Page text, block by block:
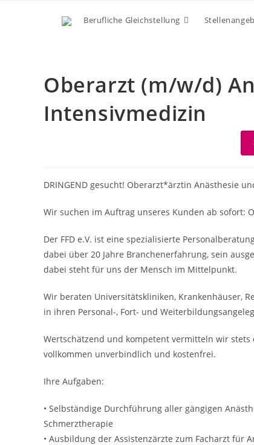
Berufliche Gleichstellung
Oberarzt (m/w/d)
Intensivmedizin
DRINGEND gesucht! Oberarzt*ärztin Anästhesie
Wir suchen im Auftrag unseres Kunden ab sofort:
Der FFD e.V. ist eine spezialisierte
dabei über 20 Jahre Branchenerfahrung, sein
dabei steht für uns der Mensch im Mittelpunkt.
Wir beraten Universitätskliniken, Krankenhäuser,
in ihren Personal-, Fort- und
Wertschätzend und kompetent vermitteln wir
vollkommen unverbindlich und kostenfrei.
Ihre Aufgaben:
• Selbständige Durchführung aller gängigen
Schmerztherapie
• Ausbildung der Assistenzärzte zum Facharzt für